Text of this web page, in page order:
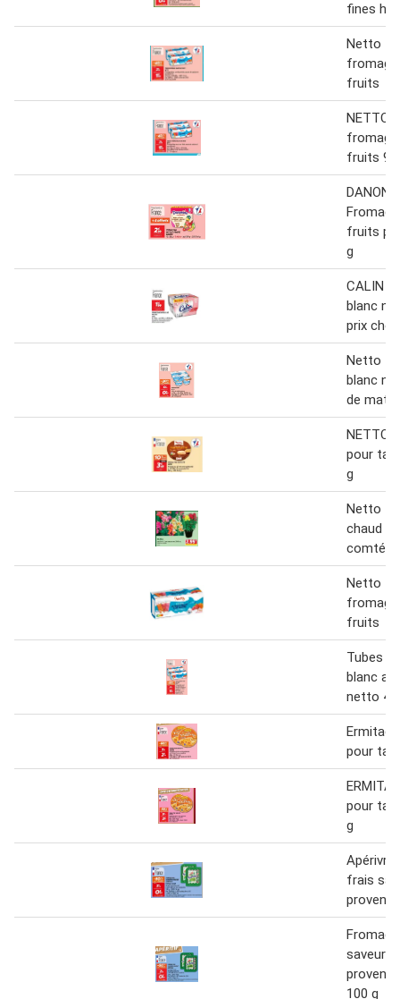
fines
Netto
fromage
fruits
NETTO
fromage
fruits
fruits
g
CALIN
blanc
prix
Netto
blanc
de
NETTO
pour
g
Netto -
chaud
comté
Netto
fromage
fruits
Tubes
blanc
netto
pour
pour
g
frais
provence
saveurs
100 g